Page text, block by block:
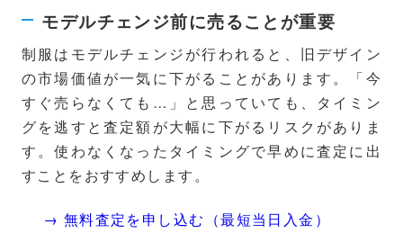
モデルチェンジ前に売ることが重要
制服はモデルチェンジが行われると、旧デザイン
の市場価値が一気に下がることがあります。「今
すぐ売らなくても…」と思っていても、タイミン
グを逃すと査定額が大幅に下がるリスクがありま
す。使わなくなったタイミングで早めに査定に出
すことをおすすめします。
→ 無料査定を申し込む（最短当日入金）